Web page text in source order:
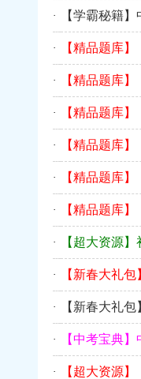
· 【学霸秘籍
· 【精品题库
· 【精品题库
· 【精品题库
· 【精品题库
· 【精品题库
· 【精品题库
· 【超大资源
· 【新春大礼
· 【新春大礼
· 【中考宝典
· 【超大资源